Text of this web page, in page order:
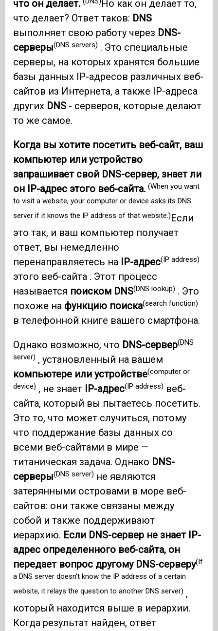
что он делает.
Но как он делает то,
что делает? Ответ таков: DNS
выполняет свою работу через DNS-
серверы(DNS servers) . Это специальные
серверы, на которых хранятся большие
базы данных IP-адресов различных веб-
сайтов из Интернета, а также IP-адреса
других DNS - серверов, которые делают
то же самое.
Когда вы хотите посетить веб-сайт, ваш
компьютер или устройство
запрашивает свой DNS-сервер, знает ли
он IP-адрес этого веб-сайта.(When you want
to visit a website, your computer or device asks its DNS
server if it knows the IP address of that website.)Если
это так, и ваш компьютер получает
ответ, вы немедленно
перенаправляетесь на IP-адрес(IP address)
этого веб-сайта . Этот процесс
называется поиском DNS(DNS lookup) . Это
похоже на функцию поиска(search function)
в телефонной книге вашего смартфона.
Однако возможно, что DNS-сервер(DNS
server) , установленный на вашем
компьютере или устройстве(computer or
device) , не знает IP-адрес(IP address) веб-
сайта, который вы пытаетесь посетить.
Это то, что может случиться, потому
что поддержание базы данных со
всеми веб-сайтами в мире —
титаническая задача. Однако DNS-
серверы(DNS server) не являются
затерянными островами в море веб-
сайтов: они также связаны между
собой и также поддерживают
иерархию. Если DNS-сервер не знает IP-
адрес определенного веб-сайта, он
передает вопрос другому DNS-серверу(If
a DNS server doesn't know the IP address of a certain
website, it relays the question to another DNS server) ,
который находится выше в иерархии.
Когда результат найден, ответ